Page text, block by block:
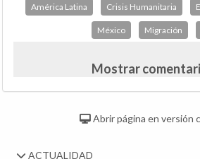
América Latina Crisis Humanitaria
México Migración
Mostrar
Abrir página en versión
ACTUALIDAD